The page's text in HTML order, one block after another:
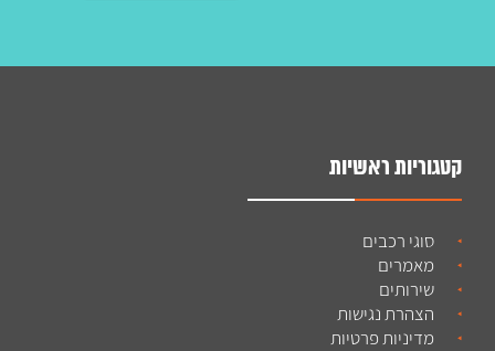
קטגוריות ראשיות
סוגי רכבים
מאמרים
שירותים
הצהרת נגישות
מדיניות פרטיות